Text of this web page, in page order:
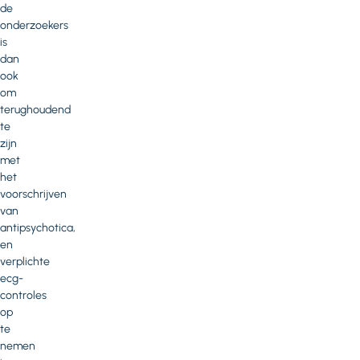
de
onderzoekers
is
dan
ook
om
terughoudend
te
zijn
met
het
voorschrijven
van
antipsychotica,
en
verplichte
ecg-
controles
op
te
nemen